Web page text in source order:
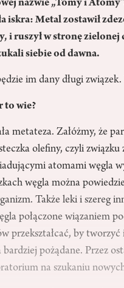
nazwie „Tomy i
iskra: Metal zostawił
i ruszył w stronę
siebie od dawna.
im dany długi
to wie?
metateza. Załóżmy, że
olefiny, czyli
atomami węgla
węgla można
Także leki i szereg
połączone wiązaniem
przekształcać, by
bardziej pożądane. Przez
na szukaniu